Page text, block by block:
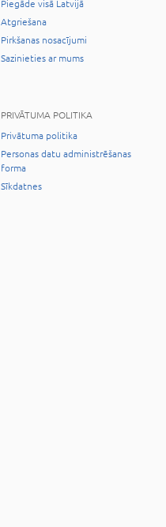
Piegāde visā Latvijā
Atgriešana
Pirkšanas nosacījumi
Sazinieties ar mums
PRIVĀTUMA POLITIKA
Privātuma politika
Personas datu administrēšanas
forma
Sīkdatnes